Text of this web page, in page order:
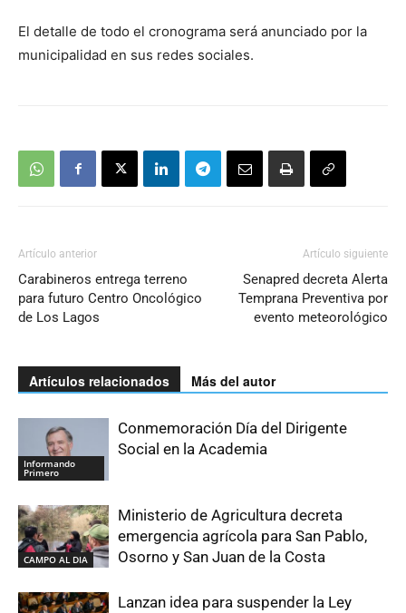
El detalle de todo el cronograma será anunciado por la
municipalidad en sus redes sociales.
Artículo anterior
Carabineros entrega terreno
para futuro Centro Oncológico
de Los Lagos
Artículo siguiente
Senapred decreta Alerta
Temprana Preventiva por
evento meteorológico
Artículos relacionados Más del autor
Informando
Primero
Conmemoración Día del Dirigente
Social en la Academia
CAMPO AL DIA
Ministerio de Agricultura decreta
emergencia agrícola para San Pablo,
Osorno y San Juan de la Costa
Lanzan idea para suspender la Ley